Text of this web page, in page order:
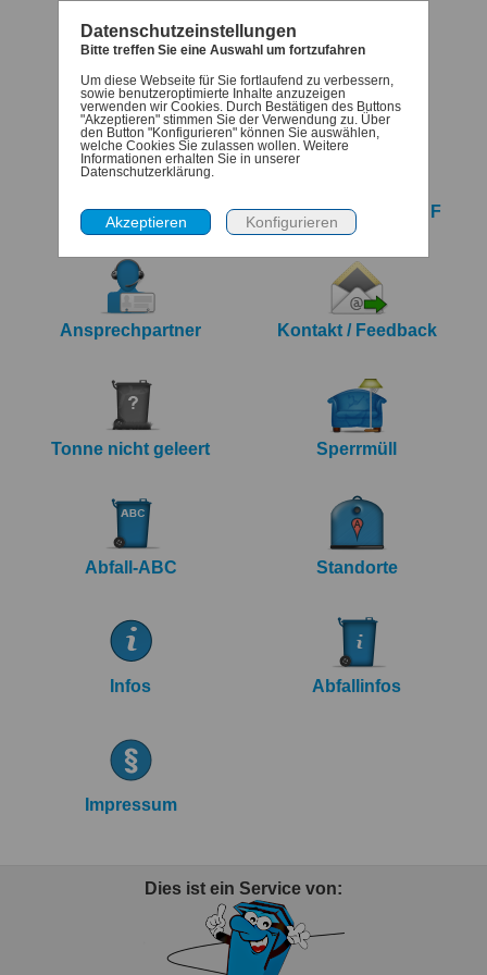
Termine Denk-dran
iCalendar Export Jahreskalender PDF
Ansprechpartner Kontakt / Feedback
Tonne nicht geleert Sperrmüll
Abfall-ABC Standorte
Infos Abfallinfos
Impressum
Dies ist ein Service von:
Datenschutzeinstellungen
Bitte treffen Sie eine Auswahl um fortzufahren
Um diese Webseite für Sie fortlaufend zu verbessern,
sowie benutzeroptimierte Inhalte anzuzeigen
verwenden wir Cookies. Durch Bestätigen des Buttons
"Akzeptieren" stimmen Sie der Verwendung zu. Über
den Button "Konfigurieren" können Sie auswählen,
welche Cookies Sie zulassen wollen. Weitere
Informationen erhalten Sie in unserer
Datenschutzerklärung.